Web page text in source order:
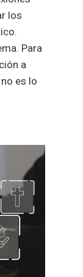
los
Para
a
es lo